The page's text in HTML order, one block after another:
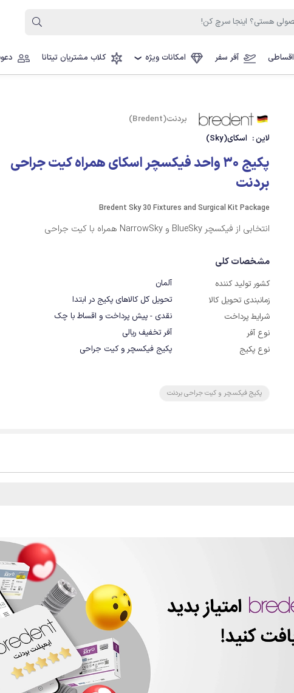
اقساطی آفر سفر امکانات ویژه ❯ کلاب مشتریان تیتانا
بردنت(Bredent)
لاین : اسکای(Sky)
پکیج 30 واحد فیکسچر اسکای همراه کیت جراحی
بردنت
Bredent Sky 30 Fixtures and Surgical Kit Package
انتخابی از فیکسچر BlueSky و NarrowSky همراه با کیت جراحی
مشخصات کلی
کشور تولید کننده
آلمان
زمانبندی تحویل کالا
تحویل کل کالاهای پکیج در ابتدا
شرایط پرداخت
نقدی - پیش پرداخت و اقساط با چک
نوع آفر
آفر تخفیف ریالی
نوع پکیج
پکیج فیکسچر و کیت جراحی
پکیج فیکسچر و کیت جراحی بردنت